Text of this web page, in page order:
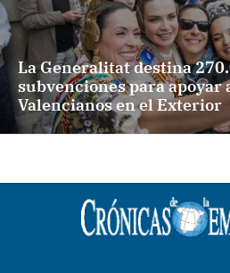
La Generalitat destina
subvenciones para apoyar
Valencianos en el Exterior